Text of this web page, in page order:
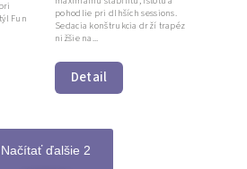
Fun
Detail
pohodlie pri dlhších sessions.
Sedacia konštrukcia drží trapéz
nižšie na...
Načítať ďalšie 2